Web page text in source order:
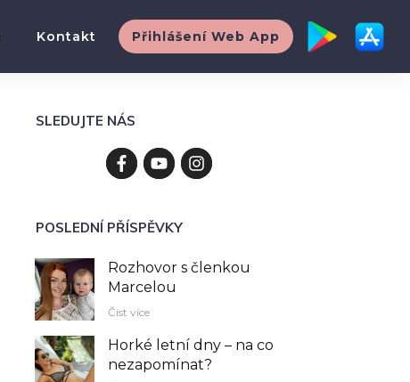
Kontakt Přihlášení Web App
SLEDUJTE NÁS
POSLEDNÍ PŘÍSPĚVKY
Rozhovor s členkou
Marcelou
Číst více
Horké letní dny – na co
nezapomínat?